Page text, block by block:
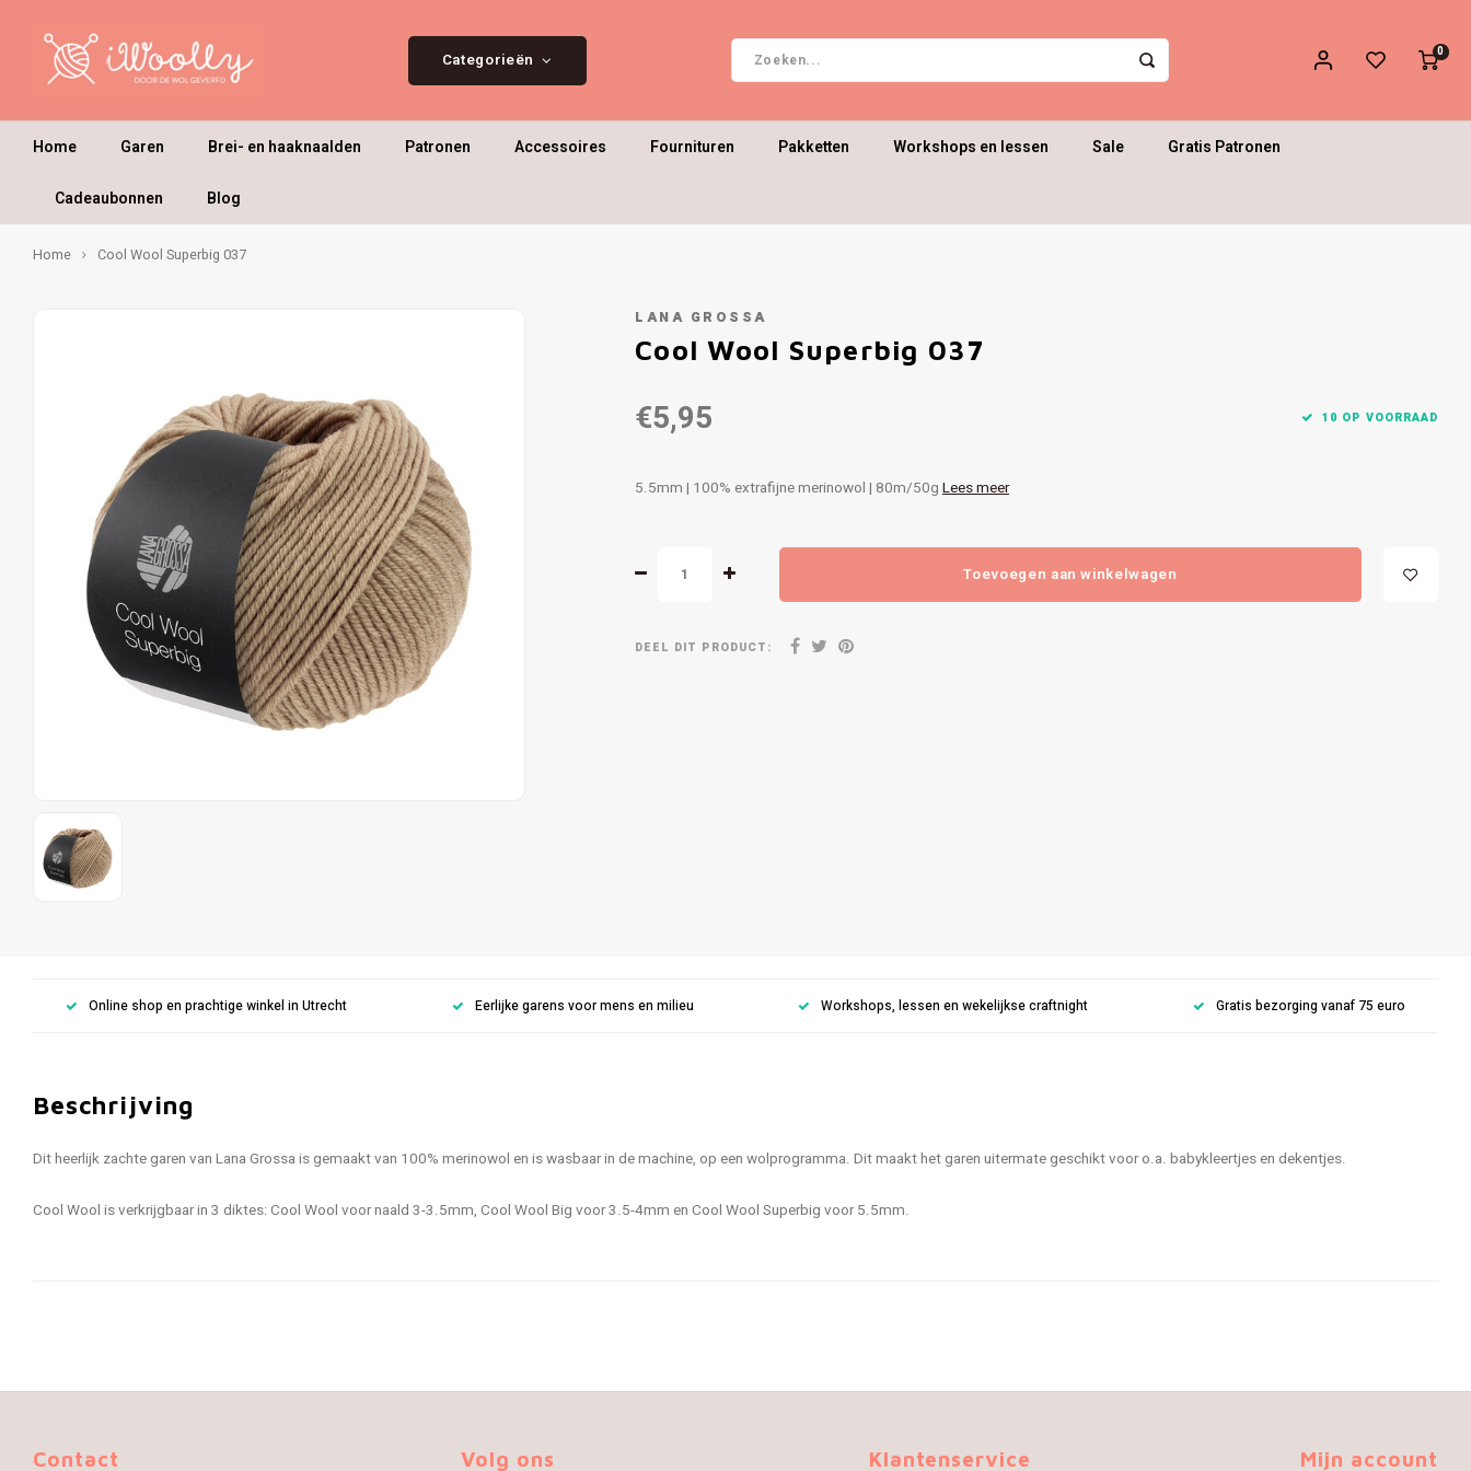
Categorieën 0
Home Garen Brei- en haaknaalden Patronen Accessoires Fournituren Pakketten Workshops en lessen Sale Gratis Patronen
Cadeaubonnen Blog
Home Cool Wool Superbig 037
LANA GROSSA
Cool Wool Superbig 037
€5,95 10 OP VOORRAAD
5.5mm | 100% extrafijne merinowol | 80m/50g Lees meer
Toevoegen aan winkelwagen
DEEL DIT PRODUCT:
Online shop en prachtige winkel in Utrecht Eerlijke garens voor mens en milieu Workshops, lessen en wekelijkse craftnight Gratis bezorging vanaf 75 euro
Beschrijving
Dit heerlijk zachte garen van Lana Grossa is gemaakt van 100% merinowol en is wasbaar in de machine, op een wolprogramma. Dit maakt het garen uitermate geschikt voor o.a. babykleertjes en dekentjes.
Cool Wool is verkrijgbaar in 3 diktes: Cool Wool voor naald 3-3.5mm, Cool Wool Big voor 3.5-4mm en Cool Wool Superbig voor 5.5mm.
Contact Volg ons Klantenservice Mijn account